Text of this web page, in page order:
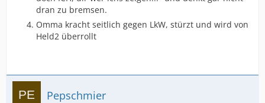
dran zu bremsen.
Omma kracht seitlich gegen LkW, stürzt und wird von
Held2 überrollt
Pepschmier